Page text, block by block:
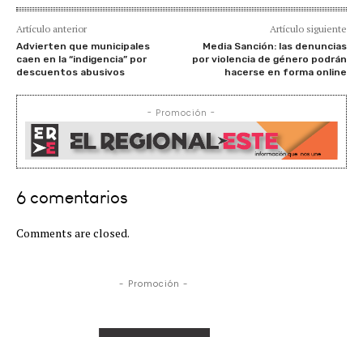
Artículo anterior
Advierten que municipales
caen en la “indigencia” por
descuentos abusivos
Artículo siguiente
Media Sanción: las denuncias
por violencia de género podrán
hacerse en forma online
- Promoción -
6 comentarios
Comments are closed.
- Promoción -